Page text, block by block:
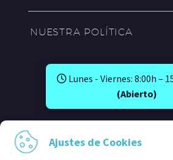
Ajustes de Cookies
NUESTRA POLÍTICA
Lunes - Viernes: 8:00h –
(Abierto)